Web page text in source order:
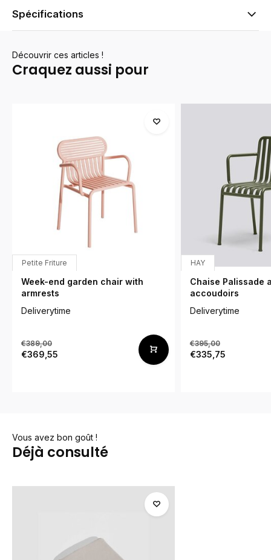
Spécifications
Découvrir ces articles !
Craquez aussi pour
Petite Friture
Week-end garden chair with
armrests
Deliverytime
€389,00
€369,55
HAY
Chaise Palissade
accoudoirs
Deliverytime
€395,00
€335,75
Vous avez bon goût !
Déjà consulté